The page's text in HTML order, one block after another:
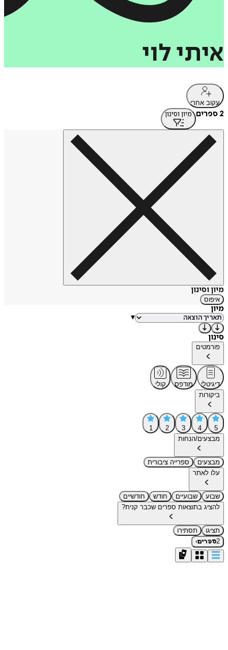
איתי לוי
עקוב אחרי
2 ספרים מיון וסינון
מיון וסינון
איפוס
מיון
▾
סינון
פורמטים
דיגיטלי מודפס
קולי
ביקורות
5
4
3
2
1
מבצעים/הנחות
מבצעים
ספרייה ציבורית
עלו לאתר
שבוע שבועיים חודש
חודשיים
להציג בתוצאות ספרים שכבר קנית?
תציגו
תסתירו
2ספרים›